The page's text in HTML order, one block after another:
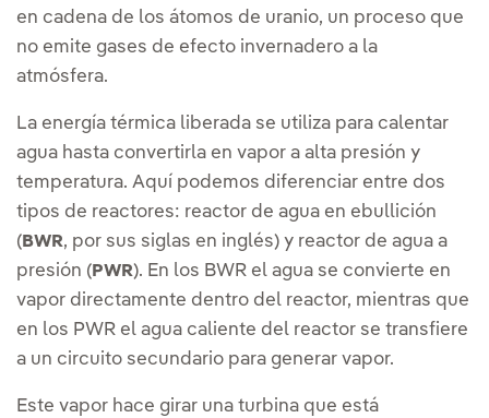
en cadena de los átomos de uranio, un proceso que
no emite gases de efecto invernadero a la
atmósfera.
La energía térmica liberada se utiliza para calentar
agua hasta convertirla en vapor a alta presión y
temperatura. Aquí podemos diferenciar entre dos
tipos de reactores: reactor de agua en ebullición
(BWR, por sus siglas en inglés) y reactor de agua a
presión (PWR). En los BWR el agua se convierte en
vapor directamente dentro del reactor, mientras que
en los PWR el agua caliente del reactor se transfiere
a un circuito secundario para generar vapor.
Este vapor hace girar una turbina que está